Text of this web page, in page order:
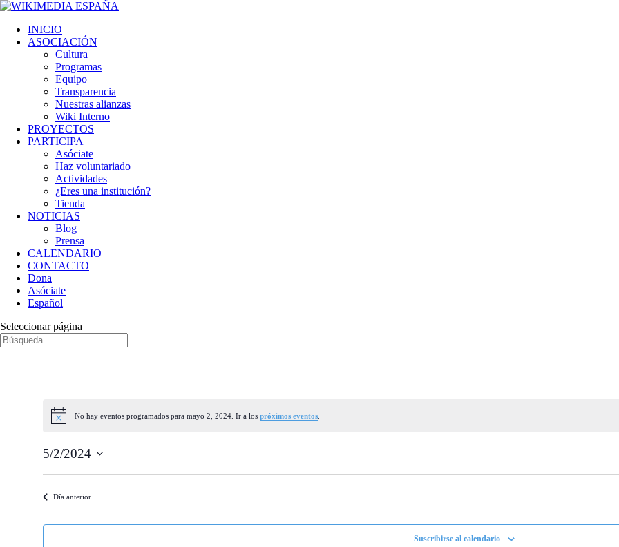
INICIO
ASOCIACIÓN
Cultura
Programas
Equipo
Transparencia
Nuestras alianzas
Wiki Interno
PROYECTOS
PARTICIPA
Asóciate
Haz voluntariado
Actividades
¿Eres una institución?
Tienda
NOTICIAS
Blog
Prensa
CALENDARIO
CONTACTO
Dona
Asóciate
Español
Seleccionar página
en
2,
2024
Aviso No hay eventos programados para mayo 2, 2024. Ir a los próximos eventos.
5/2/2024
fecha.
Día anterior
Suscribirse al calendario